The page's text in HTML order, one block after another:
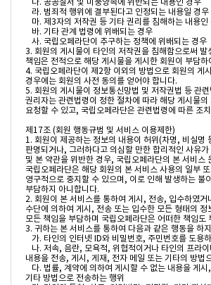
3. 회원의 게시물이 타인의 저작권을 침해함으로써 발
책임은 전적으로 해당 게시물을 게시한 회원이 부담하
4. 국립오페라단이 제2항 이외의 방법으로 회원의 게
경우에는 회원의 사전 동의를 얻어야 합니다.
5. 회원의 게시물이 정보통신망법 및 저작권법 등 관
권리자는 관련법령이 정한 절차에 따라 해당 게시물
요청할 수 있고, 국립오페라단은 관련법령에 따른 조
제17조 (회원 행동규범 및 서비스 이용제한)
1. 회원이 제공하는 정보의 내용이 허위(차명, 비실명
판명되거나, 그러하다고 의심할 만한 합리적인 사유
및 본 약관을 위반한 경우, 국립오페라단의 본 서비스
국립오페라단은 해당 회원의 본 서비스 사용의 일부
영구적으로 중지할 수 있으며, 이로 인해 발생하는 불
부담하지 아니합니다.
2. 회원이 본 서비스를 통하여 게시, 전송, 입수하였거
수단에 의하여 게시, 전송 또는 입수한 모든 형태의 정
모든 책임을 부담하며 국립오페라단은 어떠한 책임도
3. 귀하는 본 서비스를 통하여 다음과 같은 행동을 하
내용을 전송, 게시, 게재, 전자 메일 또는 기타의 방법
기타 방법으로 전송하는 행위